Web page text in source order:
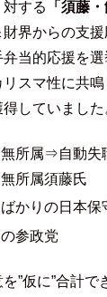
する
「須藤
界からの支
当的応援を
スマ性に共
していました
所属⇒自動失
所属須藤氏
かりの日本保
参政党
”仮に”合計で